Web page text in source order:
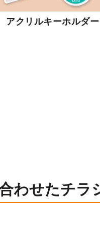
アクリルキーホルダー
わせたチラ